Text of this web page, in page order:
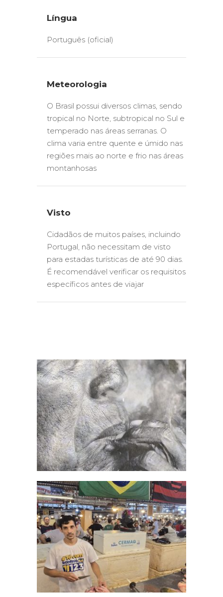
Língua
Português (oficial)
Meteorologia
O Brasil possui diversos climas, sendo
tropical no Norte, subtropical no Sul e
temperado nas áreas serranas. O
clima varia entre quente e úmido nas
regiões mais ao norte e frio nas áreas
montanhosas
Visto
Cidadãos de muitos países, incluindo
Portugal, não necessitam de visto
para estadas turísticas de até 90 dias.
É recomendável verificar os requisitos
específicos antes de viajar